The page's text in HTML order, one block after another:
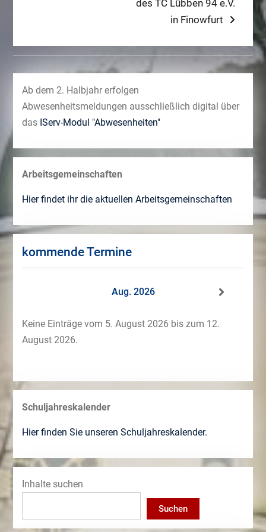
des TC Lübben 94 e.V.
in Finowfurt
Ab dem 2. Halbjahr erfolgen
Abwesenheitsmeldungen ausschließlich digital über
das IServ-Modul "Abwesenheiten"
Arbeitsgemeinschaften
Hier findet ihr die aktuellen Arbeitsgemeinschaften
kommende Termine
Aug. 2026
Keine Einträge vom 5. August 2026 bis zum 12.
August 2026.
Schuljahreskalender
Hier finden Sie unseren Schuljahreskalender.
Inhalte suchen
Suchen